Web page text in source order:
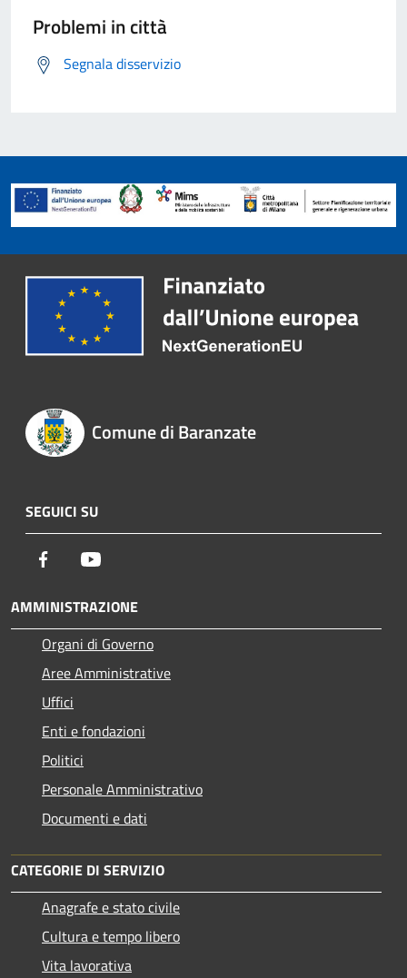
Problemi in città
Segnala disservizio
Comune di Baranzate
SEGUICI SU
Facebook
AMMINISTRAZIONE
Organi di Governo
Aree Amministrative
Uffici
Enti e fondazioni
Politici
Personale Amministrativo
Documenti e dati
CATEGORIE DI SERVIZIO
Anagrafe e stato civile
Cultura e tempo libero
Vita lavorativa